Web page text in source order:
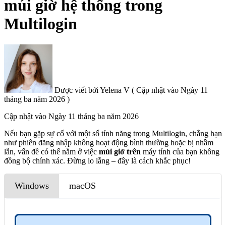
múi giờ hệ thống trong
Multilogin
Được viết bởi Yelena V ( Cập nhật vào Ngày 11
tháng ba năm 2026 )
Cập nhật vào Ngày 11 tháng ba năm 2026
Nếu bạn gặp sự cố với một số tính năng trong Multilogin, chẳng hạn
như phiên đăng nhập không hoạt động bình thường hoặc bị nhầm
lẫn, vấn đề có thể nằm ở việc múi giờ trên máy tính của bạn không
đồng bộ chính xác. Đừng lo lắng – đây là cách khắc phục!
Windows macOS